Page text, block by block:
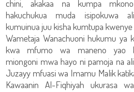
chini, akakaa na kumpa
hakuchukua muda isipokuwa
kumuinua juu kisha kumtupa kwenye
Wametaja Wanachuoni hukumu ya
kwa mfumo wa maneno yao
miongoni mwa hayo ni pamoja na
Juzayy mfuasi wa Imamu Malik
Kawaanin Al-Fiqhiyah ukurasa